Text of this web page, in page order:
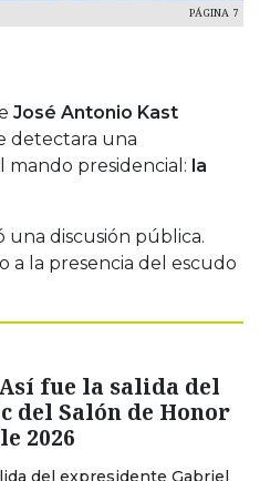
PÁGINA 7
José Antonio Kast
detectara una
mando presidencial: la
una discusión pública.
a la presencia del escudo
fue la salida del
del Salón de Honor
2026
del expresidente Gabriel